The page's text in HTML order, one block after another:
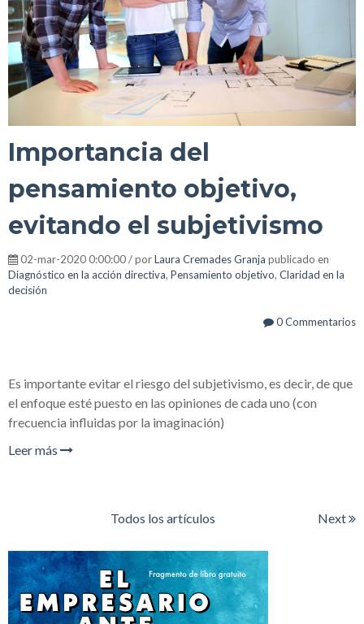
Importancia del
pensamiento objetivo,
evitando el subjetivismo
02-mar-2020 0:00:00 / porLaura Cremades Granja publicado en
Diagnóstico en la acción directiva, Pensamiento objetivo, Claridad en la
decisión
0 Commentarios
Es importante evitar el riesgo del subjetivismo, es decir, de que
el enfoque esté puesto en las opiniones de cada uno (con
frecuencia influidas por la imaginación)
Leer más
Todos los artículos Next